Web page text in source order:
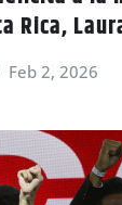
Rica,
Feb 2, 2026